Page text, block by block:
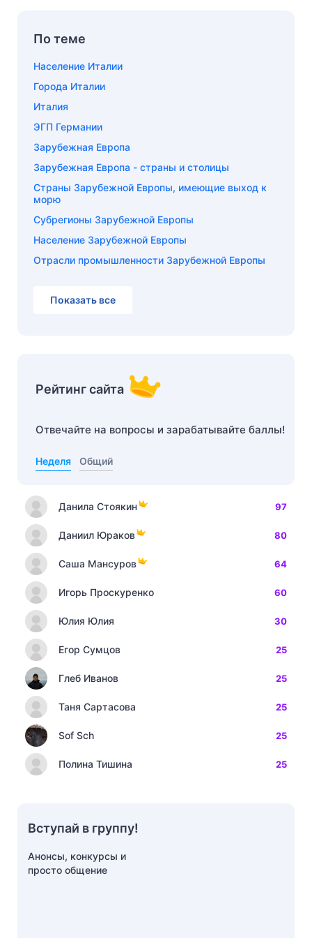
По теме
Население Италии
Города Италии
Италия
ЭГП Германии
Зарубежная Европа
Зарубежная Европа - страны и столицы
Страны Зарубежной Европы, имеющие выход к
морю
Субрегионы Зарубежной Европы
Население Зарубежной Европы
Отрасли промышленности Зарубежной Европы
Показать все
Рейтинг сайта
Отвечайте на вопросы и зарабатывайте баллы!
Неделя Общий
Данила Стоякин 97
Даниил Юраков 80
Саша Мансуров 64
Игорь Проскуренко 60
Юлия Юлия 30
Егор Сумцов 25
Глеб Иванов 25
Таня Сартасова 25
Sof Sch 25
Полина Тишина 25
Вступай в группу!
Анонсы, конкурсы и
просто общение